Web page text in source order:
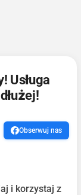
Usługa
Obserwuj nas
i korzystaj z